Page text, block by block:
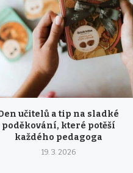
učitelů a tip na sladké
poděkování, které potěší
každého pedagoga
19. 3. 2026